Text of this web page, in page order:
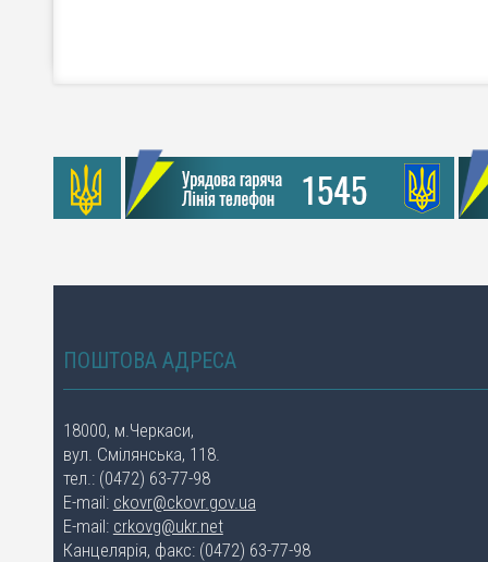
ПОШТОВА АДРЕСА
18000, м.Черкаси,
вул. Смілянська, 118.
тел.: (0472) 63-77-98
E-mail: ckovr@ckovr.gov.ua
E-mail: crkovg@ukr.net
Канцелярія, факс: (0472) 63-77-98